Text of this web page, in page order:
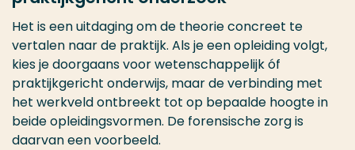
Het is een uitdaging om de theorie concreet te
vertalen naar de praktijk. Als je een opleiding volgt,
kies je doorgaans voor wetenschappelijk óf
praktijkgericht onderwijs, maar de verbinding met
het werkveld ontbreekt tot op bepaalde hoogte in
beide opleidingsvormen. De forensische zorg is
daarvan een voorbeeld.